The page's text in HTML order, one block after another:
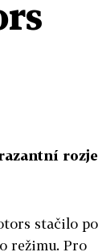
stačilo
režimu. Pro